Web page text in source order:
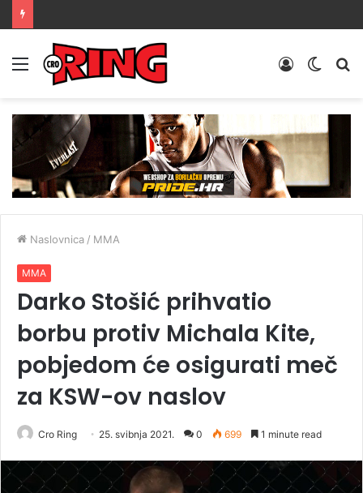
Menu
Switch
Prijava
Naslovnica / MMA
MMA
Darko Stošić prihvatio
borbu protiv Michala Kite,
pobjedom će osigurati meč
za KSW-ov naslov
Cro Ring 25. svibnja 2021. 0 699 1 minute read